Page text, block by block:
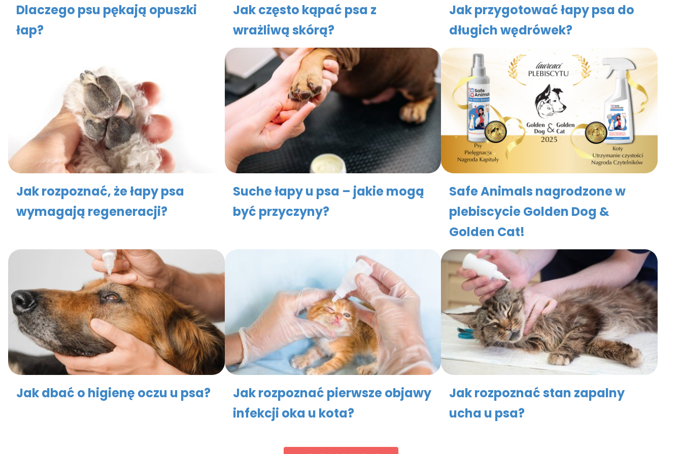
Dlaczego psu pękają opuszki
łap?
Jak często kąpać psa z
wrażliwą skórą?
Jak przygotować łapy psa do
długich wędrówek?
Jak rozpoznać, że łapy psa
wymagają regeneracji?
Suche łapy u psa – jakie mogą
być przyczyny?
Safe Animals nagrodzone w
plebiscycie Golden Dog &
Golden Cat!
Jak dbać o higienę oczu u psa?
Jak rozpoznać pierwsze objawy
infekcji oka u kota?
Jak rozpoznać stan zapalny
ucha u psa?